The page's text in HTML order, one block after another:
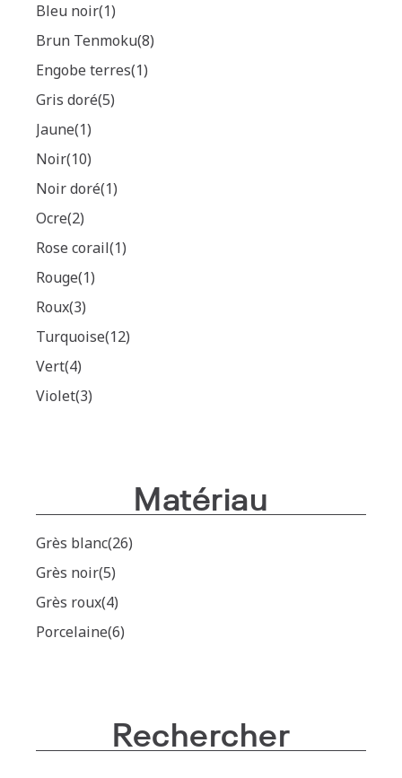
Bleu noir(1)
Brun Tenmoku(8)
Engobe terres(1)
Gris doré(5)
Jaune(1)
Noir(10)
Noir doré(1)
Ocre(2)
Rose corail(1)
Rouge(1)
Roux(3)
Turquoise(12)
Vert(4)
Violet(3)
Matériau
Grès blanc(26)
Grès noir(5)
Grès roux(4)
Porcelaine(6)
Rechercher